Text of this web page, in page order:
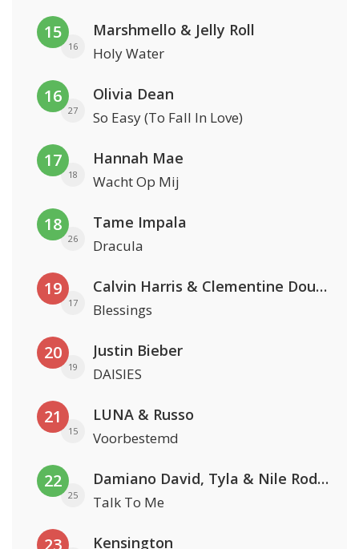
15
16
Marshmello & Jelly Roll
Holy Water
16
27
Olivia Dean
So Easy (To Fall In Love)
17
18
Hannah Mae
Wacht Op Mij
18
26
Tame Impala
Dracula
19
17
Calvin Harris & Clementine Douglas
Blessings
20
19
Justin Bieber
DAISIES
21
15
LUNA & Russo
Voorbestemd
22
25
Damiano David, Tyla & Nile Rodgers
Talk To Me
Kensington